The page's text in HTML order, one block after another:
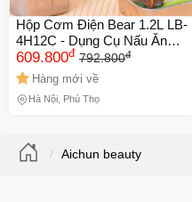
Hộp Cơm Điện Bear 1.2L LB-
4H12C - Dụng Cụ Nấu Ăn
Tiện Lợi Giữ Nóng Với Thiết
Kế Gọn Nhẹ 2 Tầng Rời, An
Toàn Thực Phẩm, Dễ Vệ
Sinh
609.800đ 792.800đ
Hàng mới về
Hà Nội, Phú Thọ
Aichun beauty